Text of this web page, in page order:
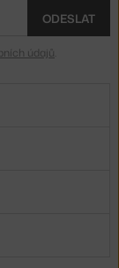
ODESLAT
údajů